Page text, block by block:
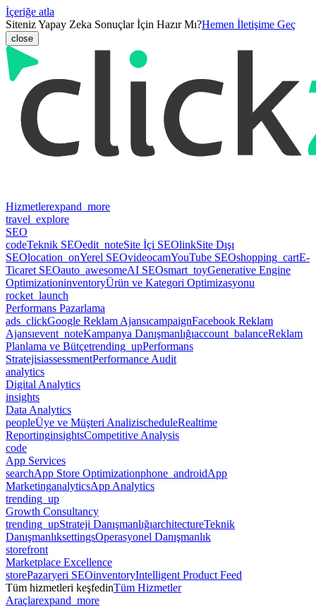
İçeriğe atla
Siteniz Yapay Zeka Sonuçlar İçin Hazır Mı?Hemen İletişime Geç
close
Hizmetlerexpand_more
travel_explore
SEO
codeTeknik SEOedit_noteSite İçi SEOlinkSite Dışı
SEOlocation_onYerel SEOvideocamYouTube SEOshopping_cartE-
Ticaret SEOauto_awesomeAI SEOsmart_toyGenerative Engine
OptimizationinventoryÜrün ve Kategori Optimizasyonu
rocket_launch
Performans Pazarlama
ads_clickGoogle Reklam AjansıcampaignFacebook Reklam
Ajansıevent_noteKampanya Danışmanlığıaccount_balanceReklam
Planlama ve Bütçetrending_upPerformans
StratejisiassessmentPerformance Audit
analytics
Digital Analytics
insights
Data Analytics
peopleÜye ve Müşteri AnalizischeduleRealtime
ReportinginsightsCompetitive Analysis
code
App Services
searchApp Store Optimizationphone_androidApp
MarketinganalyticsApp Analytics
trending_up
Growth Consultancy
trending_upStrateji DanışmanlığıarchitectureTeknik
DanışmanlıksettingsOperasyonel Danışmanlık
storefront
Marketplace Excellence
storePazaryeri SEOinventoryIntelligent Product Feed
Tüm hizmetleri keşfedinTüm Hizmetler
Araçlarexpand_more